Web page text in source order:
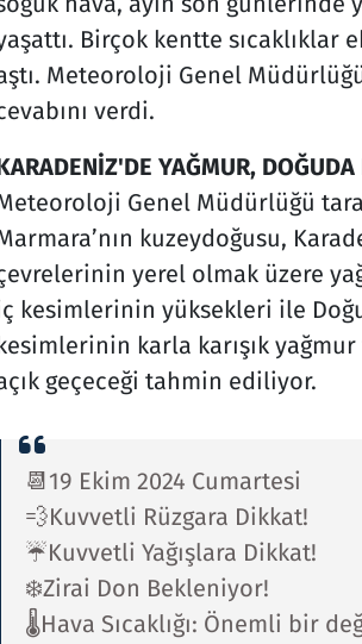
Birçok kentte sıcaklıklar
Meteoroloji Genel
verdi.
YAĞMUR, DOĞUDA
Genel Müdürlüğü
kuzeydoğusu,
yerel olmak üzere
kesimlerinin yüksekleri ile
karla karışık
geçeceği tahmin ediliyor.
📆19 Ekim 2024 Cumartesi
💨Kuvvetli Rüzgara Dikkat!
☔Kuvvetli Yağışlara Dikkat!
❄️Zirai Don Bekleniyor!
🌡️Hava Sıcaklığı: Önemli bir